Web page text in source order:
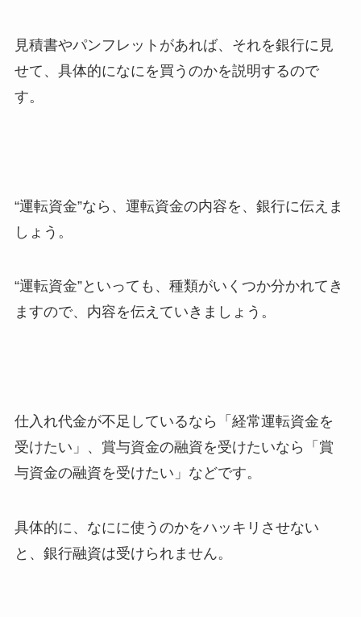
見積書やパンフレットがあれば、それを銀行に見
せて、具体的になにを買うのかを説明するので
す。
“運転資金”なら、運転資金の内容を、銀行に伝えま
しょう。
“運転資金”といっても、種類がいくつか分かれてき
ますので、内容を伝えていきましょう。
仕入れ代金が不足しているなら「経常運転資金を
受けたい」、賞与資金の融資を受けたいなら「賞
与資金の融資を受けたい」などです。
具体的に、なにに使うのかをハッキリさせない
と、銀行融資は受けられません。